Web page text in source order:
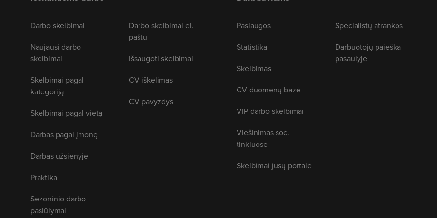
Darbo skelbimai
Naujausi darbo
skelbimai
Skelbimai pagal
kategoriją
Skelbimai pagal vietą
Darbas pagal įmonę
Darbas užsienyje
Praktika
Sezoninio darbo
pasiūlymai
Darbo skelbimai el.
paštu
Išsaugoti skelbimai
CV iškėlimas
CV pavyzdys
Paslaugos
Statistika
Skelbimas
CV duomenų bazė
VIP darbo skelbimai
Viešinimas soc.
tinkluose
Skelbimai jūsų portale
Specialistų atrankos
Darbuotojų paieška
pasaulyje